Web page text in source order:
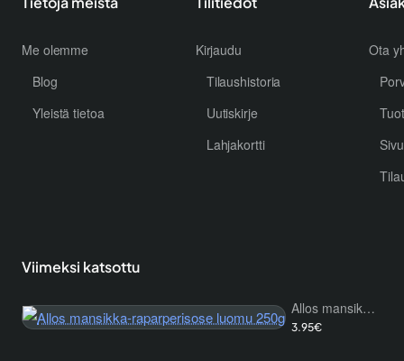
Me olemme
Blog
Yleistä tietoa
Kirjaudu
Tilaushistoria
Uutiskirje
Lahjakortti
Ota
Viimeksi katsottu
Allos mansikka-raparperisose luomu 250g
3.95€